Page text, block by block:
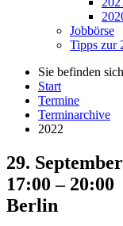
Jobbörse
Tipps zur
Sie befinden
Start
Termine
Terminarchive
2022
29.
17:00 – 20:00
Berlin